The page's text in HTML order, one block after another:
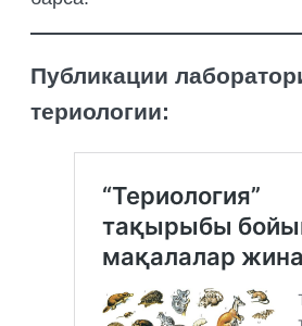
Публикации
териологии: